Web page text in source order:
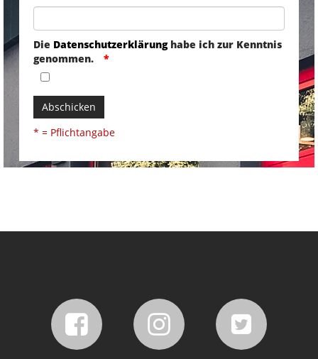
Die Datenschutzerklärunghabe ich zur Kenntnis
genommen.
Abschicken
* = Pflichtangabe